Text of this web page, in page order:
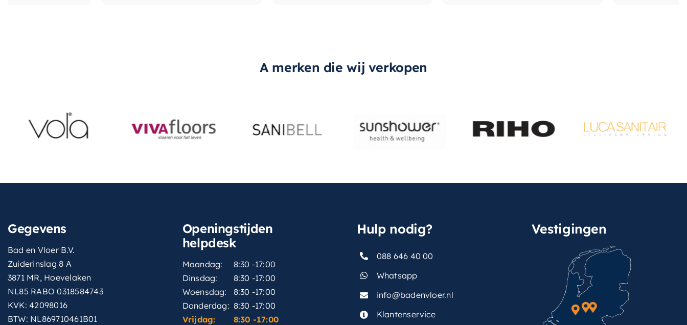
A merken die wij verkopen
Gegevens
Bad en Vloer B.V.
Zuiderinslag 8 A
3871 MR, Hoevelaken
NL85 RABO 0318584743
KVK: 42098016
BTW: NL869710461B01
Openingstijden
helpdesk
Maandag:
8:30 -17:00
Dinsdag:
8:30 -17:00
Woensdag:
8:30 -17:00
Donderdag: 8:30 -17:00
Vrijdag:
8:30 -17:00
Hulp nodig?
088 646 40 00
Whatsapp
info@badenvloer.nl
Klantenservice
Vestigingen